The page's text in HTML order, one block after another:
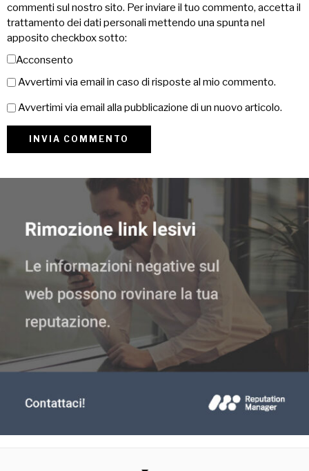
commenti sul nostro sito. Per inviare il tuo commento, accetta il
trattamento dei dati personali mettendo una spunta nel
apposito checkbox sotto:
Acconsento
Avvertimi via email in caso di risposte al mio commento.
Avvertimi via email alla pubblicazione di un nuovo articolo.